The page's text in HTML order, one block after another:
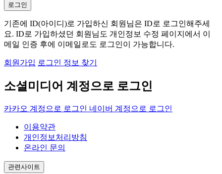
로그인
기존에 ID(아이디)로 가입하신 회원님은 ID로 로그인해주세
요. ID로 가입하셨던 회원님도 개인정보 수정 페이지에서 이
메일 인증 후에 이메일로도 로그인이 가능합니다.
회원가입 로그인 정보 찾기
소셜미디어 계정으로 로그인
카카오 계정으로 로그인 네이버 계정으로 로그인
이용약관
개인정보처리방침
온라인 문의
관련사이트